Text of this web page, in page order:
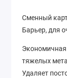
Сменный
Барьер, для
Экономичная
тяжелых
Удаляет